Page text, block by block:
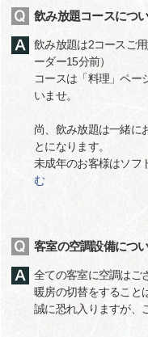
飲み放題コースにつ
飲み放題は2コースご
ーダー15分前）
コースは「料理」ペー
いませ。
尚、飲み放題は一緒に
とになります。
未成年のお客様はソフ
む
客室の空調設備につ
全ての客室に空調はご
暖房の切替をすること
誠に恐れ入りますが、